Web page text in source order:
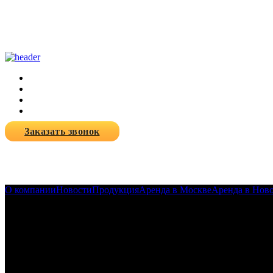
Заказать звонок
О компанииНовостиПродукцияАренда в МосквеАренда в